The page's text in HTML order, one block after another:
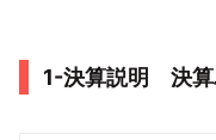
1-決算説明 決算